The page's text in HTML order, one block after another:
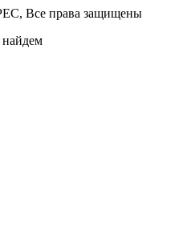
Все права защищены
найдем